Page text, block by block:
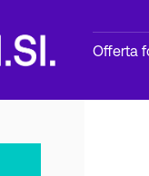
Offerta